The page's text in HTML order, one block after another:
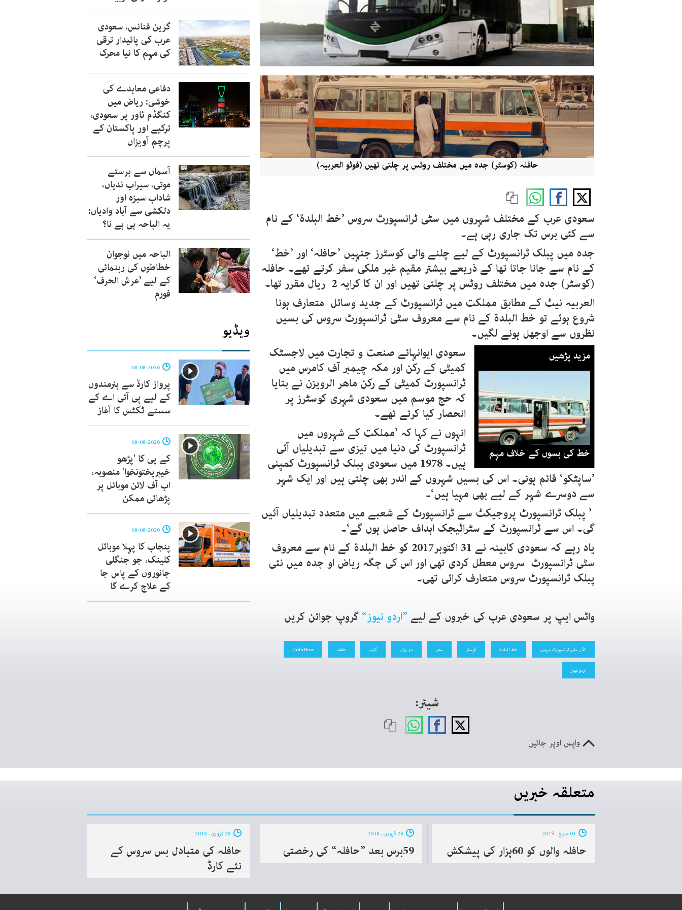
حافلہ (کوسٹر) جدہ میں مختلف روٹس پر چلتی تھیں (فوٹو العربیہ)
سعودی عرب کے مختلف شہروں میں سٹی ٹرانسپورٹ سروس ’خط البلدۃ‘ کے نام
سے کئی برس تک جاری رہی ہے۔
جدہ میں پبلک ٹرانسپورٹ کے لیے چلنے والی کوسٹرز جنہیں ’حافلہ‘ اور ’خط‘
کے نام سے جانا جاتا تھا کے ذریعے بیشتر مقیم غیر ملکی سفر کرتے تھے۔ حافلہ
(کوسٹر) جدہ میں مختلف روٹس پر چلتی تھیں اور ان کا کرایہ 2 ریال مقرر تھا۔
العربیہ نیٹ کے مطابق مملکت میں ٹرانسپورٹ کے جدید وسائل متعارف ہونا
شروع ہوئے تو خط البلدۃ کے نام سے معروف سٹی ٹرانسپورٹ سروس کی بسیں
نظروں سے اوجھل ہونے لگیں۔
مزید پڑھیں
خط کی بسوں کے خلاف مہم
سعودی ایوانہائے صنعت و تجارت میں لاجسٹک
کمیٹی کے رکن اور مکہ چیمبر آف کامرس میں
ٹرانسپورٹ کمیٹی کے رکن ماھر الرویزن نے بتایا
کہ حج موسم میں سعودی شہری کوسٹرز پر
انحصار کیا کرتے تھے۔
انہوں نے کہا کہ ’مملکت کے شہروں میں
ٹرانسپورٹ کی دنیا میں تیزی سے تبدیلیاں آئی
ہیں۔ 1978 میں سعودی پبلک ٹرانسپورٹ کمپنی
’ساپٹکو‘ قائم ہوئی۔ اس کی بسیں شہروں کے اندر بھی چلتی ہیں اور ایک شہر
سے دوسرے شہر کے لیے بھی مہیا ہیں‘۔
’ پبلک ٹرانسپورٹ پروجیکٹ سے ٹرانسپورٹ کے شعبے میں متعدد تبدیلیاں آئیں
گی۔ اس سے ٹرانسپورٹ کے سٹراٹیجک اہداف حاصل ہوں گے‘۔
یاد رہے کہ سعودی کابینہ نے 31 اکتوبر2017 کو خط البلدۃ کے نام سے معروف
سٹی ٹرانسپورٹ سروس معطل کردی تھی اور اس کی جگہ ریاض او جدہ میں نئی
پبلک ٹرانسپورٹ سروس متعارف کرائی تھی۔
واٹس ایپ پر سعودی عرب کی خبروں کے لیے ”اردو نیوز“ گروپ جوائن کریں
انڈر سٹی ٹرانسپورٹ سروس خط البلدۃ کوسٹر سفر دو ریال کرایہ حافلہ UrduNews
اردو نیوز
شیئر:
واپس اوپر جائیں
گرین فنانس، سعودی
عرب کی پائیدار ترقی
کی مہم کا نیا محرک
دفاعی معاہدے کی
خوشی: ریاض میں
کنگڈم ٹاور پر سعودی،
ترکیے اور پاکستان کے
پرچم آویزاں
آسماں سے برستے
موتی، سیراب ندیاں،
شاداب سبزہ اور
دلکشی سے آباد وادیاں:
یہ الباحہ ہی ہے نا؟
الباحہ میں نوجوان
خطاطوں کی رہنمائی
کے لیے ’عرش الحرف‘
فورم
ویڈیو
پرواز کارڈ سے ہنرمندوں
کے لیے پی آئی اے کے
سستے ٹکٹس کا آغاز
کے پی کا 'پڑھو
خیبرپختونخوا' منصوبہ،
اب آف لائن موبائل پر
پڑھائی ممکن
پنجاب کا پہلا موبائل
کلینک، جو جنگلی
جانوروں کے پاس جا
کے علاج کرے گا
متعلقہ خبریں
حافلہ والوں کو 60ہزار کی پیشکش 59برس بعد ”حافلہ“ کی رخصتی
حافلہ کی متبادل بس سروس کے
نئے کارڈ